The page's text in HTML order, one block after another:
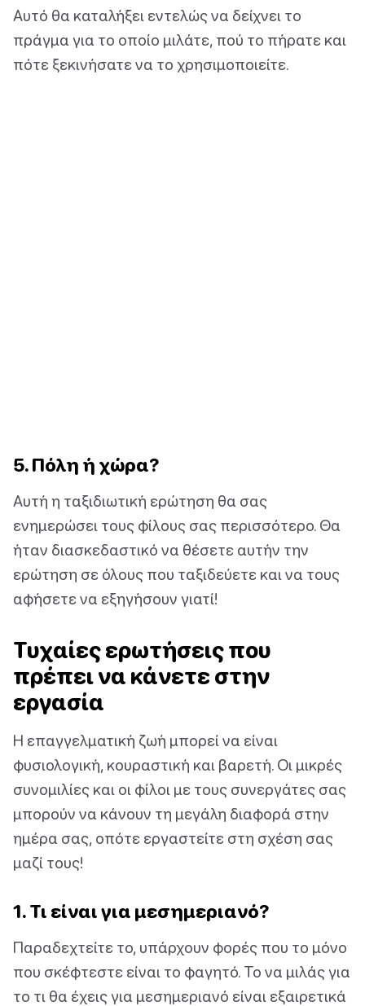
Αυτό θα καταλήξει εντελώς να δείχνει το
πράγμα για το οποίο μιλάτε, πού το πήρατε και
πότε ξεκινήσατε να το χρησιμοποιείτε.
5. Πόλη ή χώρα?
Αυτή η ταξιδιωτική ερώτηση θα σας
ενημερώσει τους φίλους σας περισσότερο. Θα
ήταν διασκεδαστικό να θέσετε αυτήν την
ερώτηση σε όλους που ταξιδεύετε και να τους
αφήσετε να εξηγήσουν γιατί!
Τυχαίες ερωτήσεις που
πρέπει να κάνετε στην
εργασία
Η επαγγελματική ζωή μπορεί να είναι
φυσιολογική, κουραστική και βαρετή. Οι μικρές
συνομιλίες και οι φίλοι με τους συνεργάτες σας
μπορούν να κάνουν τη μεγάλη διαφορά στην
ημέρα σας, οπότε εργαστείτε στη σχέση σας
μαζί τους!
1. Τι είναι για μεσημεριανό?
Παραδεχτείτε το, υπάρχουν φορές που το μόνο
που σκέφτεστε είναι το φαγητό. Το να μιλάς για
το τι θα έχεις για μεσημεριανό είναι εξαιρετικά